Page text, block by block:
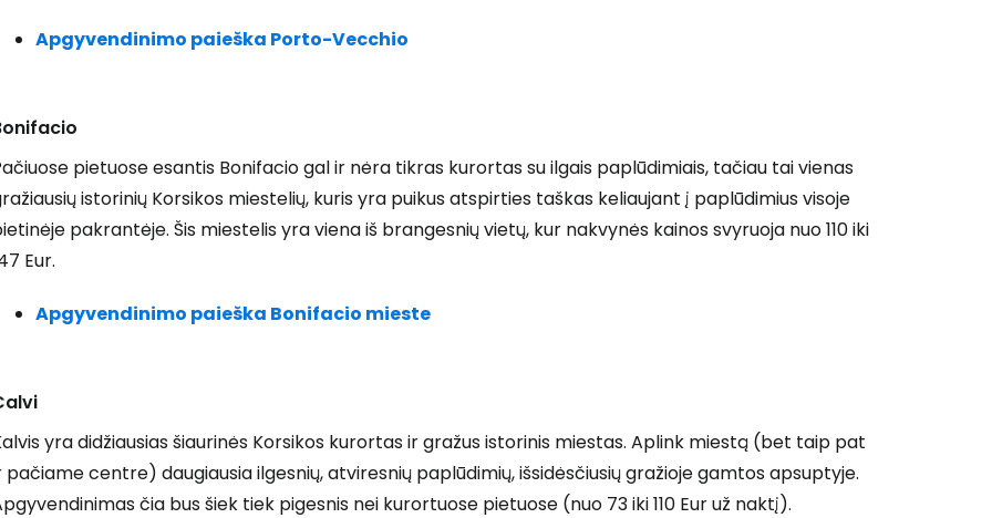
Apgyvendinimo paieška Porto-Vecchio
pietuose esantis Bonifacio gal ir nėra tikras kurortas su ilgais paplūdimiais, tačiau tai vienas
istorinių Korsikos miestelių, kuris yra puikus atspirties taškas keliaujant į paplūdimius visoje
pakrantėje. Šis miestelis yra viena iš brangesnių vietų, kur nakvynės kainos svyruoja nuo 110 iki
Eur.
Apgyvendinimo paieška Bonifacio mieste
yra didžiausias šiaurinės Korsikos kurortas ir gražus istorinis miestas. Aplink miestą (bet taip pat
pačiame centre) daugiausia ilgesnių, atviresnių paplūdimių, išsidėsčiusių gražioje gamtos apsuptyje.
čia bus šiek tiek pigesnis nei kurortuose pietuose (nuo 73 iki 110 Eur už naktį).